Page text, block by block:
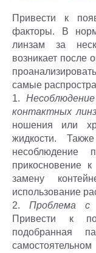
Привести к
факторы. В
линзам за
возникает после
самые
1.
контактных линз
ношения или
жидкости.
прикосновение
замену
использование
2.Проблема с
Привести к
подобранная